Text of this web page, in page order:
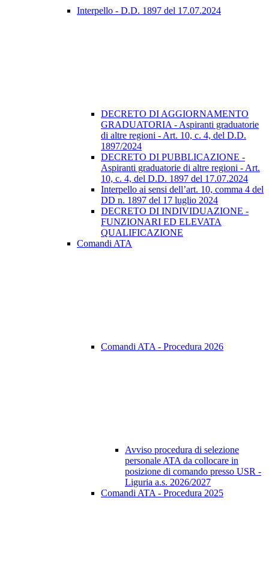
Interpello - D.D. 1897 del 17.07.2024
DECRETO DI AGGIORNAMENTO
GRADUATORIA - Aspiranti graduatorie
di altre regioni - Art. 10, c. 4, del D.D.
1897/2024
DECRETO DI PUBBLICAZIONE -
Aspiranti graduatorie di altre regioni - Art.
10, c. 4, del D.D. 1897 del 17.07.2024
Interpello ai sensi dell’art. 10, comma 4 del
DD n. 1897 del 17 luglio 2024
DECRETO DI INDIVIDUAZIONE -
FUNZIONARI ED ELEVATA
QUALIFICAZIONE
Comandi ATA
Comandi ATA - Procedura 2026
Avviso procedura di selezione
personale ATA da collocare in
posizione di comando presso USR -
Liguria a.s. 2026/2027
Comandi ATA - Procedura 2025